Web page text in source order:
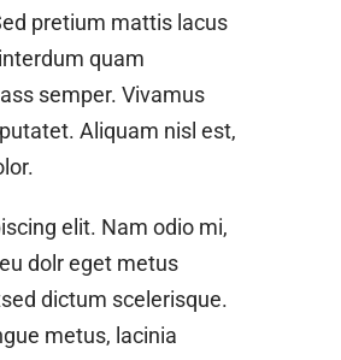
pretium mattis lacus
quam
semper. Vivamus
Aliquam nisl est,
elit. Nam odio mi,
dolr eget metus
dictum scelerisque.
metus, lacinia